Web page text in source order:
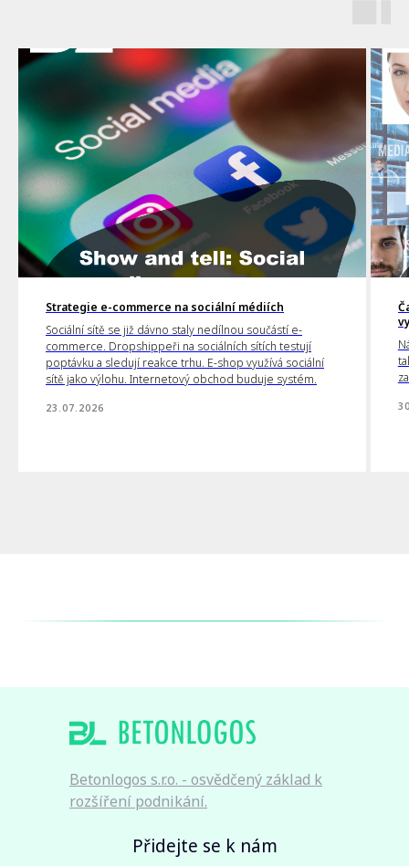
Strategie e-commerce na sociální médiích
Sociální sítě se již dávno staly nedílnou součástí e-
commerce. Dropshippeři na sociálních sítích testují
poptávku a sledují reakce trhu. E-shop využívá sociální
sítě jako výlohu. Internetový obchod buduje systém.
23.07.2026
Přidejte se k nám
Betonlogos s.r.o. - osvědčený základ k
rozšíření podnikání.